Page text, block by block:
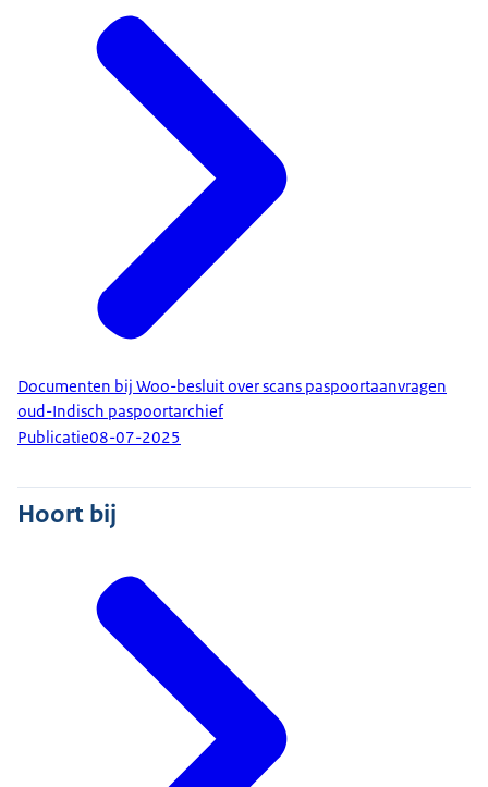
Documenten bij Woo-besluit over scans paspoortaanvragen
oud-Indisch paspoortarchief
Publicatie08-07-2025
Hoort bij